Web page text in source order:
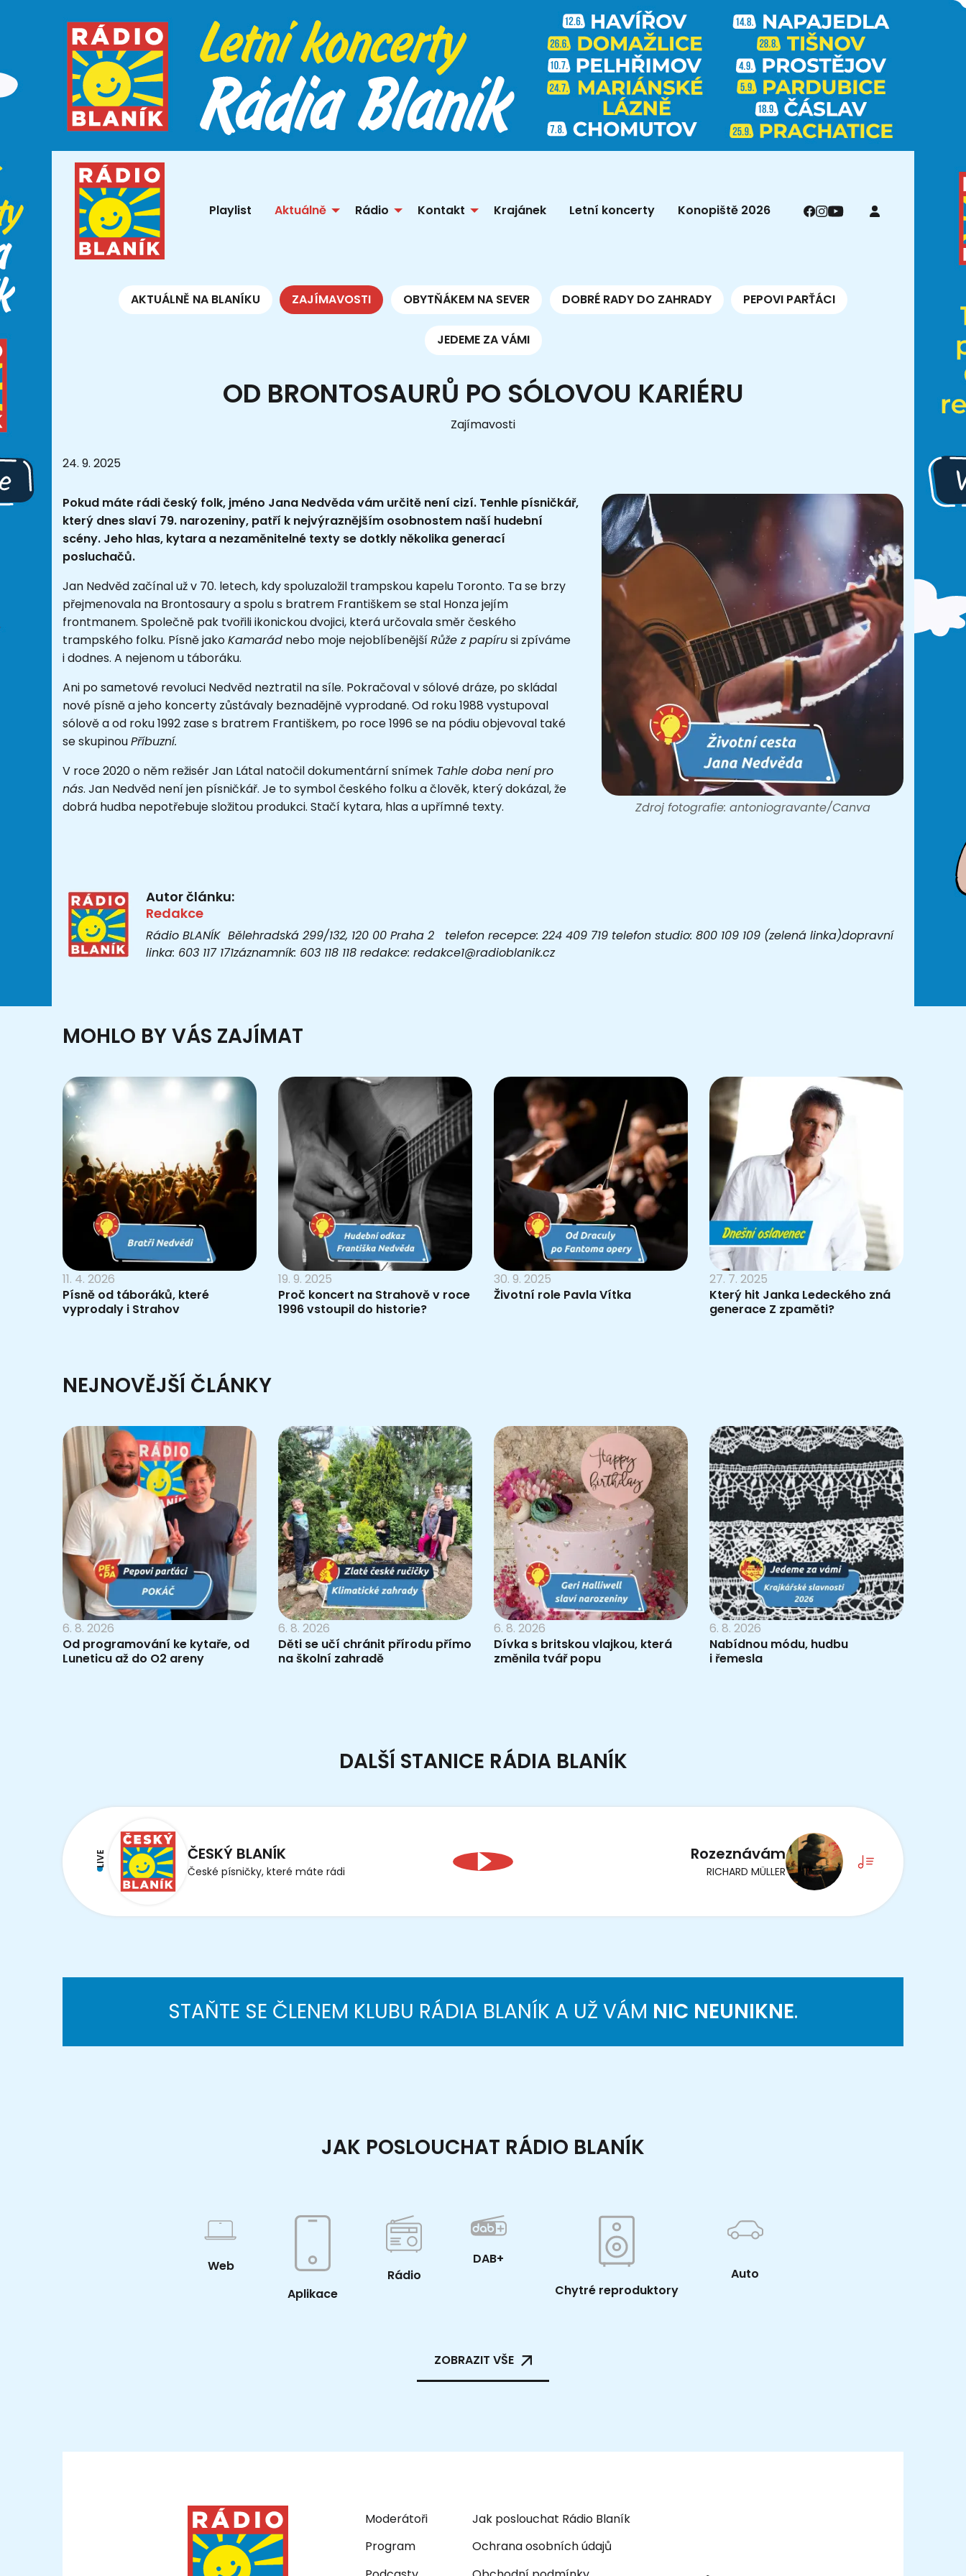
Playlist Aktuálně Rádio Kontakt Krajánek Letní koncerty Konopiště 2026
AKTUÁLNĚ NA BLANÍKU ZAJÍMAVOSTI OBYTŇÁKEM NA SEVER DOBRÉ RADY DO ZAHRADY PEPOVI PARŤÁCI
JEDEME ZA VÁMI
OD BRONTOSAURŮ PO SÓLOVOU KARIÉRU
Zajímavosti
24. 9. 2025
Zdroj fotografie: antoniogravante/Canva
Pokud máte rádi český folk, jméno Jana Nedvěda vám určitě není cizí. Tenhle písničkář,
který dnes slaví 79. narozeniny, patří k nejvýraznějším osobnostem naší hudební
scény. Jeho hlas, kytara a nezaměnitelné texty se dotkly několika generací
posluchačů.
Jan Nedvěd začínal už v 70. letech, kdy spoluzaložil trampskou kapelu Toronto. Ta se brzy
přejmenovala na Brontosaury a spolu s bratrem Františkem se stal Honza jejím
frontmanem. Společně pak tvořili ikonickou dvojici, která určovala směr českého
trampského folku. Písně jakoKamarád nebo moje nejoblíbenějšíRůže z papírusi zpíváme
i dodnes. A nejenom u táboráku.
Ani po sametové revoluci Nedvěd neztratil na síle. Pokračoval v sólové dráze, po skládal
nové písně a jeho koncerty zůstávaly beznadějně vyprodané. Od roku 1988 vystupoval
sólově a od roku 1992 zase s bratrem Františkem, po roce 1996 se na pódiu objevoval také
se skupinouPříbuzní.
V roce 2020 o něm režisérJan Látal natočil dokumentární snímek Tahle doba není pro
nás. Jan Nedvěd není jen písničkář. Je to symbol českého folku a člověk, který dokázal, že
dobrá hudba nepotřebuje složitou produkci. Stačí kytara, hlas a upřímné texty.
Autor článku:
Redakce
Rádio BLANÍK Bělehradská 299/132, 120 00 Praha 2 telefon recepce: 224 409 719 telefon studio: 800 109 109 (zelená linka)dopravní
linka: 603 117 171záznamník: 603 118 118 redakce: redakce1@radioblanik.cz
MOHLO BY VÁS ZAJÍMAT
11. 4. 2026
Písně od táboráků, které
vyprodaly i Strahov
19. 9. 2025
Proč koncert na Strahově v roce
1996 vstoupil do historie?
30. 9. 2025
Životní role Pavla Vítka
27. 7. 2025
Který hit Janka Ledeckého zná
generace Z zpaměti?
NEJNOVĚJŠÍ ČLÁNKY
6. 8. 2026
Od programování ke kytaře, od
Luneticu až do O2 areny
6. 8. 2026
Děti se učí chránit přírodu přímo
na školní zahradě
6. 8. 2026
Dívka s britskou vlajkou, která
změnila tvář popu
6. 8. 2026
Nabídnou módu, hudbu
i řemesla
DALŠÍ STANICE RÁDIA BLANÍK
LIVE ČESKÝ BLANÍK
České písničky, které máte rádi
Rozeznávám
RICHARD MÜLLER
STAŇTE SE ČLENEM KLUBU RÁDIA BLANÍK A UŽ VÁM NIC NEUNIKNE.
JAK POSLOUCHAT RÁDIO BLANÍK
Web
Aplikace
Rádio
DAB+
Chytré reproduktory
Auto
ZOBRAZIT VŠE
Moderátoři
Program
Jak poslouchat Rádio Blaník
Ochrana osobních údajů